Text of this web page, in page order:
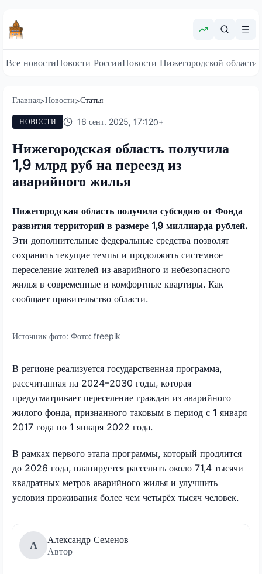
Все новостиНовости РоссииНовости Нижегородской области
Главная>Новости>Статья
НОВОСТИ 16 сент. 2025, 17:120+
Нижегородская область получила
1,9 млрд руб на переезд из
аварийного жилья
Нижегородская область получила субсидию от Фонда
развития территорий в размере 1,9 миллиарда рублей.
Эти дополнительные федеральные средства позволят
сохранить текущие темпы и продолжить системное
переселение жителей из аварийного и небезопасного
жилья в современные и комфортные квартиры. Как
сообщает правительство области.
Источник фото: Фото: freepik
В регионе реализуется государственная программа,
рассчитанная на 2024–2030 годы, которая
предусматривает переселение граждан из аварийного
жилого фонда, признанного таковым в период с 1 января
2017 года по 1 января 2022 года.
В рамках первого этапа программы, который продлится
до 2026 года, планируется расселить около 71,4 тысячи
квадратных метров аварийного жилья и улучшить
условия проживания более чем четырёх тысяч человек.
А
Александр Семенов
Автор